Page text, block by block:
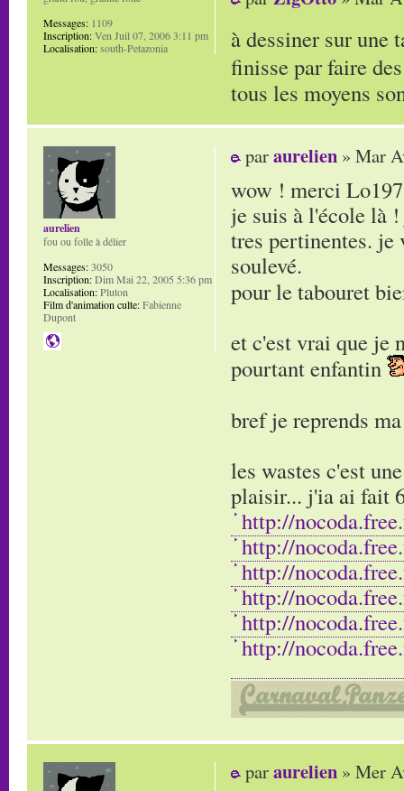
à dessiner sur une
finisse par faire
tous les moyens
Messages: 1109
Inscription:Ven Juil 07, 2006 3:11 pm
Localisation:south-Petazonia
paraurelien » Mar
wow ! merci
je suis à l'école là
tres pertinentes. je
soulevé.
pour le tabouret
et c'est vrai que je
pourtant enfantin
bref je reprends
les wastes c'est
plaisir... j'ia ai fait
http://
http://
http://
http://
http://
http://
aurelien
fou ou folle à délier
Messages:3050
Inscription:Dim Mai 22, 2005 5:36 pm
Localisation:Pluton
Film d'animation culte:Fabienne
Dupont
paraurelien » Mer